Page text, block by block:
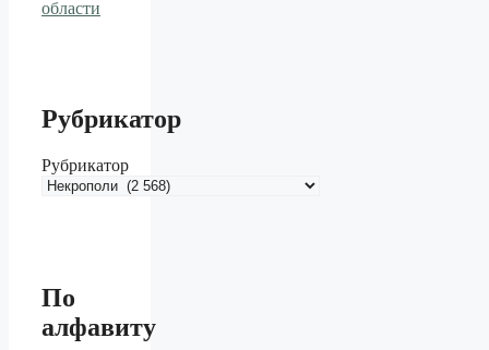
Рубрикатор
Рубрикатор
По
алфавиту